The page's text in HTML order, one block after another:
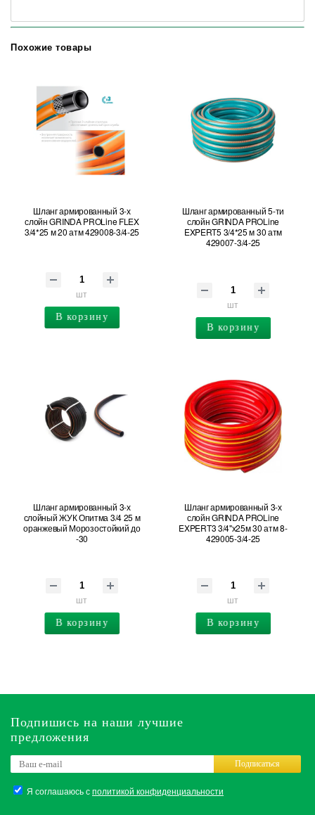
Похожие товары
Шланг армированный 3-х
слойн GRINDA PROLine FLEX
3/4*25 м 20 атм 429008-3/4-25
шт
В корзину
Шланг армированный 5-ти
слойн GRINDA PROLine
EXPERT5 3/4*25 м 30 атм
429007-3/4-25
шт
В корзину
Шланг армированный 3-х
слойный ЖУК Опитма 3/4 25 м
оранжевый Морозостойкий до
-30
шт
В корзину
Шланг армированный 3-х
слойн GRINDA PROLine
EXPERT3 3/4"х25м 30 атм 8-
429005-3/4-25
шт
В корзину
Подпишись на наши лучшие
предложения
Я соглашаюсь сполитикой конфиденциальности
Подписаться